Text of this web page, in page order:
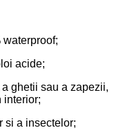
acide;
ghetii sau a zapezii,
interior;
si a insectelor;